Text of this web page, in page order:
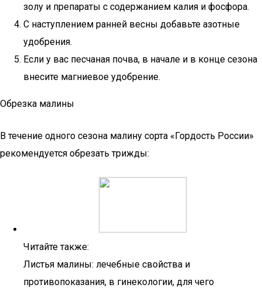
золу и препараты с содержанием калия и фосфора.
С наступлением ранней весны добавьте азотные
удобрения.
Если у вас песчаная почва, в начале и в конце сезона
внесите магниевое удобрение.
Обрезка малины
В течение одного сезона малину сорта «Гордость России»
рекомендуется обрезать трижды:
Читайте также:
Листья малины: лечебные свойства и
противопоказания, в гинекологии, для чего